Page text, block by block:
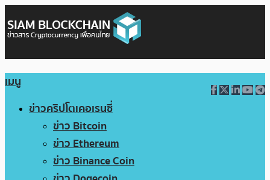
เมนู
ข่าวคริปโตเคอเรนซี่
ข่าว Bitcoin
ข่าว Ethereum
ข่าว Binance Coin